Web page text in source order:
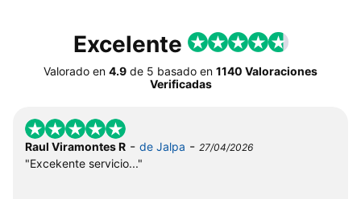
Excelente
Valorado en 4.9 de 5 basado en 1140 Valoraciones
Verificadas
Raul Viramontes R - de Jalpa - 27/04/2026
"Excekente servicio..."